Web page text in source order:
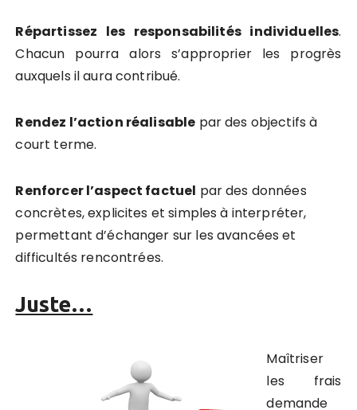
Répartissez les responsabilités individuelles.
Chacun pourra alors s’approprier les progrès
auxquels il aura contribué.
Rendez l’action réalisable par des objectifs à
court terme.
Renforcer l’aspect factuel par des données
concrètes, explicites et simples à interpréter,
permettant d’échanger sur les avancées et
difficultés rencontrées.
Juste…
Maîtriser
les frais
demande